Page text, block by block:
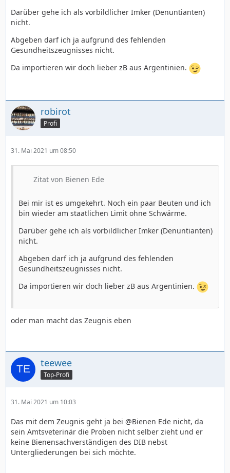
Darüber gehe ich als vorbildlicher Imker (Denuntianten)
nicht.
Abgeben darf ich ja aufgrund des fehlenden
Gesundheitszeugnisses nicht.
Da importieren wir doch lieber zB aus Argentinien.
robirot
Profi
31. Mai 2021 um 08:50
Zitat von Bienen Ede
Bei mir ist es umgekehrt. Noch ein paar Beuten und ich
bin wieder am staatlichen Limit ohne Schwärme.
Darüber gehe ich als vorbildlicher Imker (Denuntianten)
nicht.
Abgeben darf ich ja aufgrund des fehlenden
Gesundheitszeugnisses nicht.
Da importieren wir doch lieber zB aus Argentinien.
oder man macht das Zeugnis eben
teewee
Top-Profi
31. Mai 2021 um 10:03
Das mit dem Zeugnis geht ja bei @Bienen Ede nicht, da
sein Amtsveterinär die Proben nicht selber zieht und er
keine Bienensachverständigen des DIB nebst
Untergliederungen bei sich möchte.